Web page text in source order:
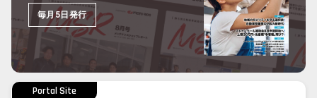
毎月5日発行
Portal Site